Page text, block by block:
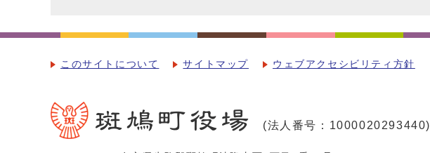
このサイトについて サイトマップ ウェブアクセシビリティ方針
(法人番号：1000020293440)